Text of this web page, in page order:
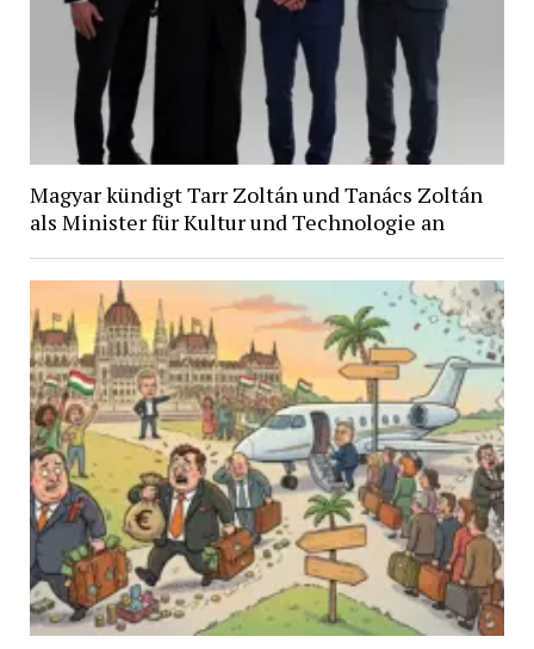
Magyar kündigt Tarr Zoltán und Tanács Zoltán
als Minister für Kultur und Technologie an